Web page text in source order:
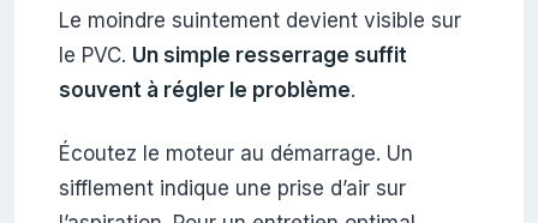
Le moindre suintement devient visible sur
le PVC. Un simple resserrage suffit
souvent à régler le problème.
Écoutez le moteur au démarrage. Un
sifflement indique une prise d’air sur